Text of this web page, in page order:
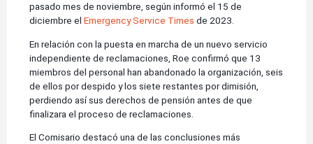
pasado mes de noviembre, según informó el 15 de
diciembre el Emergency Service Times de 2023.
En relación con la puesta en marcha de un nuevo servicio
independiente de reclamaciones, Roe confirmó que 13
miembros del personal han abandonado la organización, seis
de ellos por despido y los siete restantes por dimisión,
perdiendo así sus derechos de pensión antes de que
finalizara el proceso de reclamaciones.
El Comisario destacó una de las conclusiones más